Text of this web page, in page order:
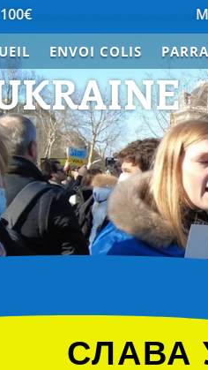
Merci à
ENVOI COLIS
СЛАВА